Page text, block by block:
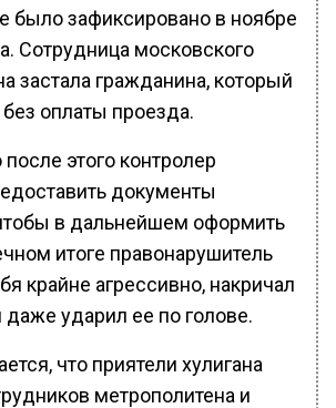
было зафиксировано в ноябре
Сотрудница московского
застала гражданина, который
без оплаты проезда.
после этого контролер
документы
в дальнейшем оформить
итоге правонарушитель
крайне агрессивно, накричал
ударил ее по голове.
что приятели хулигана
метрополитена и